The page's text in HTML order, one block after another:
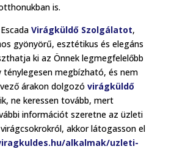
is.
Virágküldő Szolgálatot,
gyönyörű, esztétikus és elegáns
ki az Önnek legmegfelelőbb
ténylegesen megbízható, és nem
árakon dolgozó virágküldő
ne keressen tovább, mert
információt szeretne az üzleti
akkor látogasson el
alkalmak/uzleti-